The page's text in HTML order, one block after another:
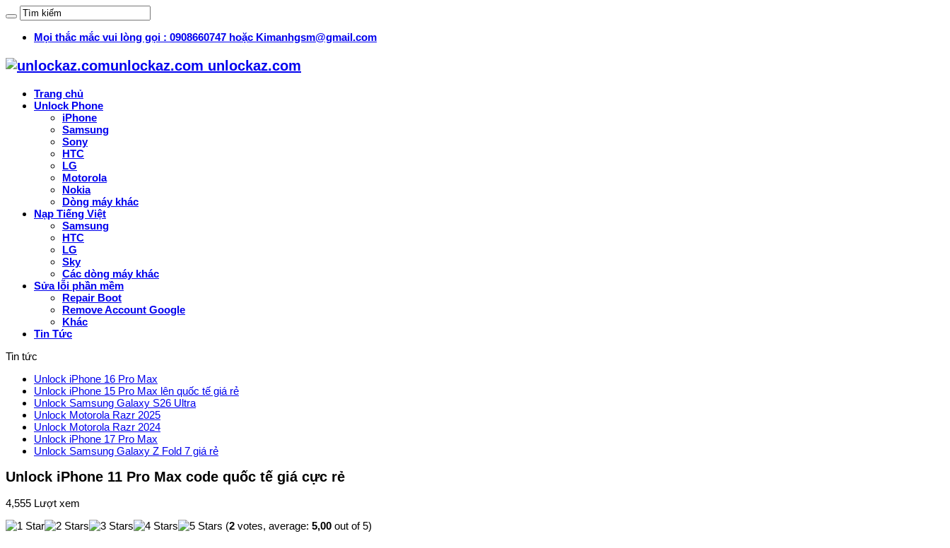
Mọi thắc mắc vui lòng gọi : 0908660747 hoặc Kimanhgsm@gmail.com
unlockaz.com unlockaz.com
Trang chủ
Unlock Phone
iPhone
Samsung
Sony
HTC
LG
Motorola
Nokia
Dòng máy khác
Nạp Tiếng Việt
Samsung
HTC
LG
Sky
Các dòng máy khác
Sửa lỗi phần mềm
Repair Boot
Remove Account Google
Khác
Tin Tức
Tin tức
Unlock iPhone 16 Pro Max
Unlock iPhone 15 Pro Max lên quốc tế giá rẻ
Unlock Samsung Galaxy S26 Ultra
Unlock Motorola Razr 2025
Unlock Motorola Razr 2024
Unlock iPhone 17 Pro Max
Unlock Samsung Galaxy Z Fold 7 giá rẻ
Unlock iPhone 11 Pro Max code quốc tế giá cực rẻ
4,555 Lượt xem
(2 votes, average: 5,00 out of 5)